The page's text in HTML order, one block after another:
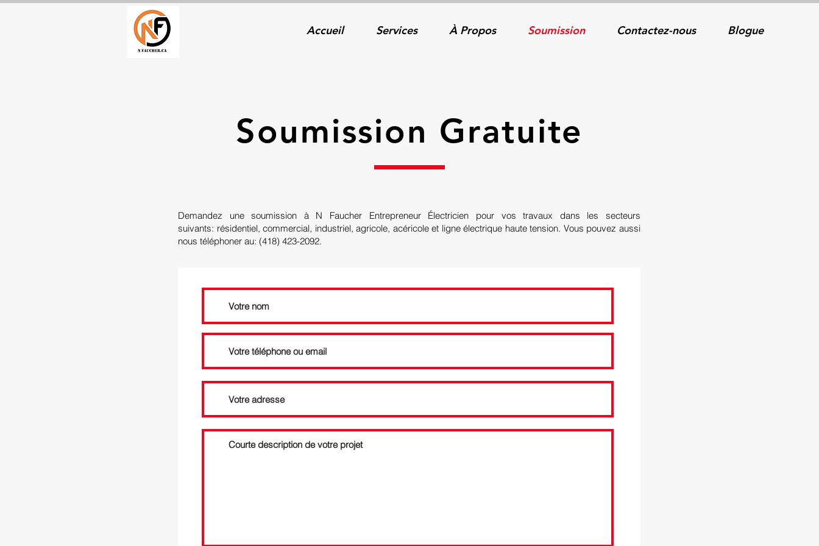
Accueil Services À Propos Soumission Contactez-nous Blogue
Soumission Gratuite
Demandez une soumission à N Faucher Entrepreneur Électricien pour vos travaux dans les secteurs
suivants: résidentiel, commercial, industriel, agricole, acéricole et ligne électrique haute tension. Vous pouvez aussi
nous téléphoner au: (418) 423-2092.